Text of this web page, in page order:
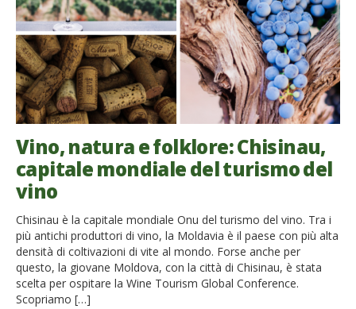
Vino, natura e folklore: Chisinau,
capitale mondiale del turismo del
vino
Chisinau è la capitale mondiale Onu del turismo del vino. Tra i
più antichi produttori di vino, la Moldavia è il paese con più alta
densità di coltivazioni di vite al mondo. Forse anche per
questo, la giovane Moldova, con la città di Chisinau, è stata
scelta per ospitare la Wine Tourism Global Conference.
Scopriamo […]